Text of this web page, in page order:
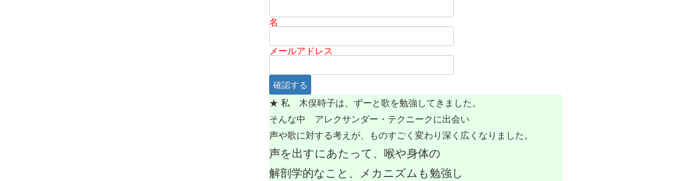
名
メールアドレス
★ 私 木俣時子は、ずーと歌を勉強してきました。
そんな中 アレクサンダー・テクニークに出会い
声や歌に対する考えが、ものすごく変わり深く広くなりました。
声を出すにあたって、喉や身体の
解剖学的なこと、メカニズムも勉強し